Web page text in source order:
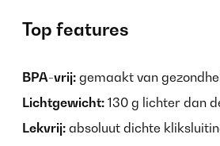
Top features
BPA-vrij: gemaakt van
Lichtgewicht: 130 g lichter dan
Lekvrij: absoluut dichte